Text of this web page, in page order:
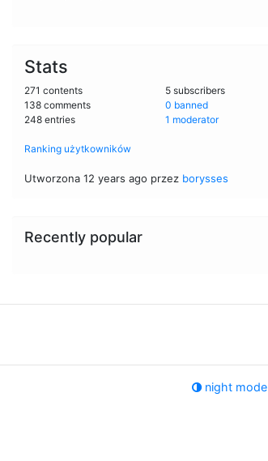
Stats
271 contents
138 comments
248 entries
5 subscribers
0 banned
1 moderator
Ranking użytkowników
Utworzona 12 years ago przez borysses
Recently popular
night mode